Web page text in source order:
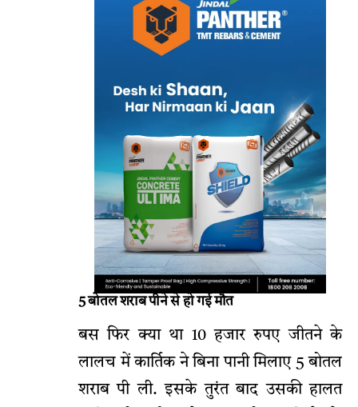
5 बोतल शराब पीने से हो गई मौत
बस फिर क्या था 10 हजार रुपए जीतने के
लालच में कार्तिक ने बिना पानी मिलाए 5 बोतल
शराब पी ली. इसके तुरंत बाद उसकी हालत